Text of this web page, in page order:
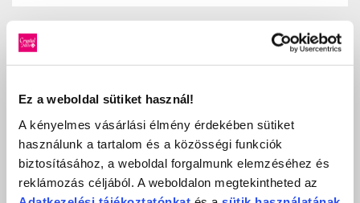
Ez a weboldal sütiket használ!
A kényelmes vásárlási élmény érdekében sütiket
használunk a tartalom és a közösségi funkciók
biztosításához, a weboldal forgalmunk elemzéséhez és
reklámozás céljából. A weboldalon megtekintheted az
NÉPSZERŰ
TERMÉKEK